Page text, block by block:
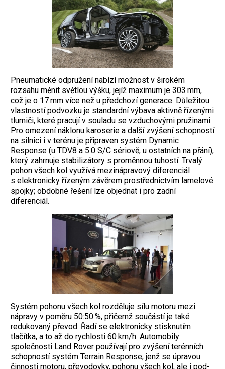
Pneumatické odpružení nabízí možnost v širokém
rozsahu měnit světlou výšku, jejíž ­maximum je 303 mm,
což je o 17 mm více než u předchozí generace. Důležitou
vlastností podvozku je standardní výbava aktivně řízenými
tlumiči, které pracují v souladu se vzduchovými pružinami.
Pro omezení náklonu karoserie a další zvýšení schopností
na silnici i v terénu je připraven systém Dynamic
Response (u TDV8 a 5.0 S/C sériově, u ostatních na přání),
který zahrnuje stabilizátory s proměnnou tuhostí. Trvalý
pohon všech kol využívá mezinápravový diferenciál
s elektronicky řízeným závěrem prostřednictvím lamelové
spojky; obdobné řešení lze objednat i pro zadní
diferenciál.
Systém pohonu všech kol rozděluje sílu motoru mezi
nápravy v poměru 50:50 %, přičemž součástí je také
redukovaný převod. Řadí se elektronicky stisknutím
tlačítka, a to až do rychlosti 60 km/h. Automobily
společnosti Land ­Rover používají pro zvýšení terénních
schopností systém Ter­rain Response, jenž se úpravou
činnosti motoru, převodovky, ­pohonu všech kol, ale i pod­